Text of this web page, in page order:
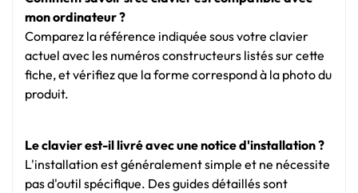
mon ordinateur ?
Comparez la référence indiquée sous votre clavier
actuel avec les numéros constructeurs listés sur cette
fiche, et vérifiez que la forme correspond à la photo du
produit.
Le clavier est-il livré avec une notice d'installation ?
L'installation est généralement simple et ne nécessite
pas d'outil spécifique. Des guides détaillés sont